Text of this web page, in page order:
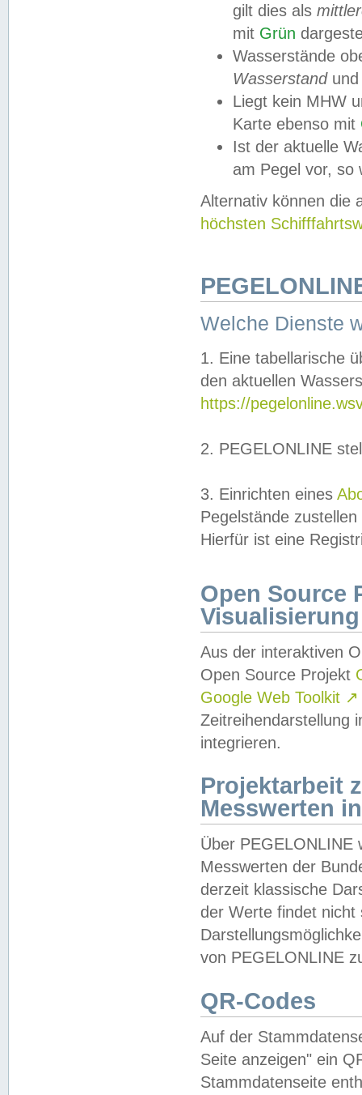
gilt dies als
mit Grün
Wasserstände
Wasserstandund
Liegt kein MHW
Karte ebenso mit
Ist der aktuelle
am Pegel vor,
Alternativ können die
höchsten
Welche Dienste
1. Eine tabellarische
den aktuellen
https://
2. PEGELONLINE
3. Einrichten eines
Pegelstände
Hierfür ist eine
Open Source
Visualisierung
Aus der interaktiven
Open Source Projekt
Google Web Toolkit ↗
Zeitreihendarstellung
integrieren.
Projektarbeit
Messwerten
Über PEGELONLINE
Messwerten der
derzeit klassische
der Werte findet
von PEGELONLINE
QR-Codes
Auf der
Seite anzeigen" ein
Stammdatenseite